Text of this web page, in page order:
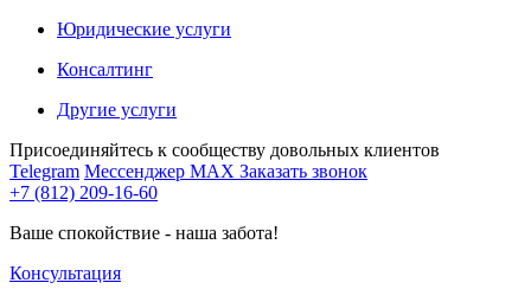
Юридические услуги
Консалтинг
Другие услуги
Присоединяйтесь к сообществу довольных клиентов
Telegram Мессенджер MAX Заказать звонок
+7 (812) 209-16-60
Ваше спокойствие - наша забота!
Консультация